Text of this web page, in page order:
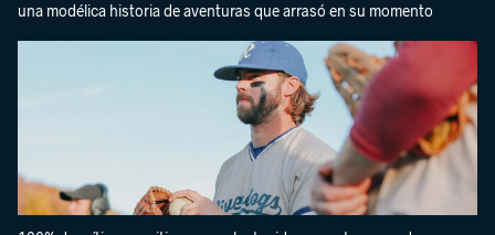
una modélica historia de aventuras que arrasó en su momento